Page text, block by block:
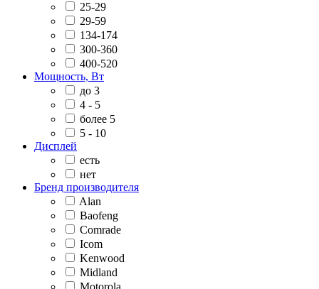
25-29
29-59
134-174
300-360
400-520
Мощность, Вт
до 3
4 - 5
более 5
5 - 10
Дисплей
есть
нет
Бренд производителя
Alan
Baofeng
Comrade
Icom
Kenwood
Midland